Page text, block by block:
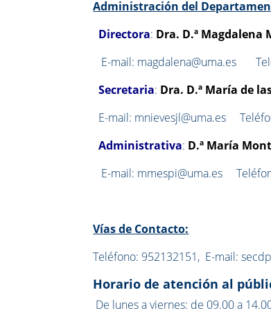
Administración del
Directora: Dra. D.ª
E-mail: magdalena@uma.es
Secretaria: Dra. D.ª María de
E-mail: mnievesjl@uma.es
Administrativa: D.ª María
E-mail: mmespi@uma.es
Vías de Contacto:
Teléfono: 952132151, E-mail:
Horario de atención al
De lunes a viernes: de 09.00 a